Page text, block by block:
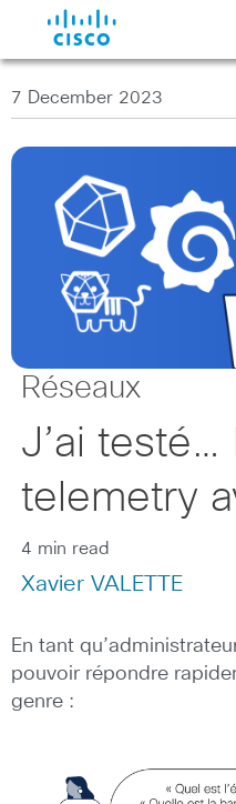
7 December 2023
Réseaux
J’ai testé…
telemetry
4 min read
Xavier VALETTE
En tant
pouvoir répondre
genre :